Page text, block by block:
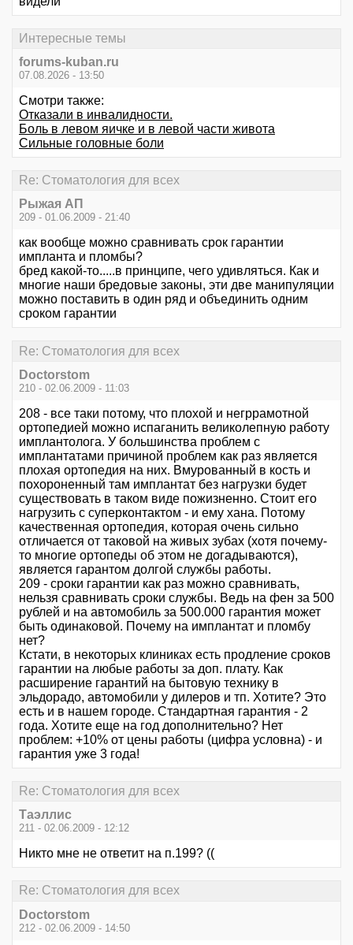
Интересные темы
forums-kuban.ru
07.08.2026 - 13:50
Смотри также:
Отказали в инвалидности.
Боль в левом яичке и в левой части живота
Сильные головные боли
Re: Стоматология для всех
Рыжая АП
209 - 01.06.2009 - 21:40
как вообще можно сравнивать срок гарантии
импланта и пломбы?
бред какой-то.....в принципе, чего удивляться. Как и
многие наши бредовые законы, эти две манипуляции
можно поставить в один ряд и объединить одним
сроком гарантии
Re: Стоматология для всех
Doctorstom
210 - 02.06.2009 - 11:03
208 - все таки потому, что плохой и негррамотной
ортопедией можно испаганить великолепную работу
имплантолога. У большинства проблем с
имплантатами причиной проблем как раз является
плохая ортопедия на них. Вмурованный в кость и
похороненный там имплантат без нагрузки будет
существовать в таком виде пожизненно. Стоит его
нагрузить с суперконтактом - и ему хана. Потому
качественная ортопедия, которая очень сильно
отличается от таковой на живых зубах (хотя почему-
то многие ортопеды об этом не догадываются),
является гарантом долгой службы работы.
209 - сроки гарантии как раз можно сравнивать,
нельзя сравнивать сроки службы. Ведь на фен за 500
рублей и на автомобиль за 500.000 гарантия может
быть одинаковой. Почему на имплантат и пломбу
нет?
Кстати, в некоторых клиниках есть продление сроков
гарантии на любые работы за доп. плату. Как
расширение гарантий на бытовую технику в
эльдорадо, автомобили у дилеров и тп. Хотите? Это
есть и в нашем городе. Стандартная гарантия - 2
года. Хотите еще на год дополнительно? Нет
проблем: +10% от цены работы (цифра условна) - и
гарантия уже 3 года!
Re: Стоматология для всех
Таэллис
211 - 02.06.2009 - 12:12
Никто мне не ответит на п.199? ((
Re: Стоматология для всех
Doctorstom
212 - 02.06.2009 - 14:50